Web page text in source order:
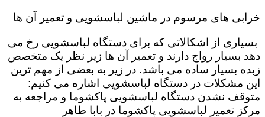
خرابی های مرسوم در ماشین لباسشویی و تعمیر آن ها
بسیاری از اشکالاتی که برای دستگاه لباسشویی رخ می
دهد بسیار رواج دارند و تعمیر آن ها زیر نظر یک متخصص
زبده بسیار ساده می باشد. در زیر به بعضی از مهم ترین
این مشکلات در دستگاه لباسشویی اشاره می کنیم:
متوقف نشدن دستگاه لباسشویی پاکشوما و مراجعه به
مرکز تعمیر لباسشویی پاکشوما در بابا طاهر